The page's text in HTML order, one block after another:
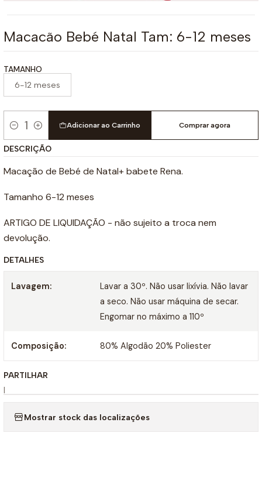
Macacão Bebé Natal Tam: 6-12 meses
TAMANHO
6-12 meses
Quantidade
Adicionar ao Carrinho Comprar agora
DESCRIÇÃO
Macação de Bebé de Natal+ babete Rena.
Tamanho 6-12 meses
ARTIGO DE LIQUIDAÇÃO - não sujeito a troca nem
devolução.
DETALHES
Lavagem:
Lavar a 30º. Não usar lixívia. Não lavar
a seco. Não usar máquina de secar.
Engomar no máximo a 110º
Composição: 80% Algodão 20% Poliester
PARTILHAR
|
Mostrar stock das localizações